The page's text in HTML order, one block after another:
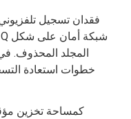
فقدان تسجيل
المجلد المحذوف.
خطوات استعادة